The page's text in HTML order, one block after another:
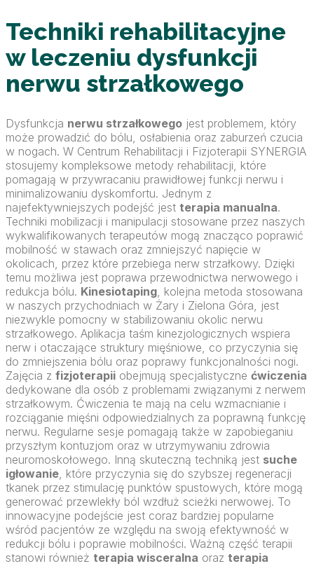
Techniki rehabilitacyjne
w leczeniu dysfunkcji
nerwu strzałkowego
Dysfunkcja nerwu strzałkowego jest problemem, który
może prowadzić do bólu, osłabienia oraz zaburzeń czucia
w nogach. W Centrum Rehabilitacji i Fizjoterapii SYNERGIA
stosujemy kompleksowe metody rehabilitacji, które
pomagają w przywracaniu prawidłowej funkcji nerwu i
minimalizowaniu dyskomfortu. Jednym z
najefektywniejszych podejść jest terapia manualna.
Techniki mobilizacji i manipulacji stosowane przez naszych
wykwalifikowanych terapeutów mogą znacząco poprawić
mobilność w stawach oraz zmniejszyć napięcie w
okolicach, przez które przebiega nerw strzałkowy. Dzięki
temu możliwa jest poprawa przewodnictwa nerwowego i
redukcja bólu. Kinesiotaping , kolejna metoda stosowana
w naszych przychodniach w Żary i Zielona Góra, jest
niezwykle pomocny w stabilizowaniu okolic nerwu
strzałkowego. Aplikacja taśm kinezjologicznych wspiera
nerw i otaczające struktury mięśniowe, co przyczynia się
do zmniejszenia bólu oraz poprawy funkcjonalności nogi.
Zajęcia z fizjoterapii obejmują specjalistyczne ćwiczenia
dedykowane dla osób z problemami związanymi z nerwem
strzałkowym. Ćwiczenia te mają na celu wzmacnianie i
rozciąganie mięśni odpowiedzialnych za poprawną funkcję
nerwu. Regularne sesje pomagają także w zapobieganiu
przyszłym kontuzjom oraz w utrzymywaniu zdrowia
neuromoskołowego. Inną skuteczną techniką jest suche
igłowanie , które przyczynia się do szybszej regeneracji
tkanek przez stimulację punktów spustowych, które mogą
generować przewlekły ból wzdłuż scieżki nerwowej. To
innowacyjne podejście jest coraz bardziej popularne
wśród pacjentów ze względu na swoją efektywność w
redukcji bólu i poprawie mobilności. Ważną część terapii
stanowi również terapia wisceralna oraz terapia